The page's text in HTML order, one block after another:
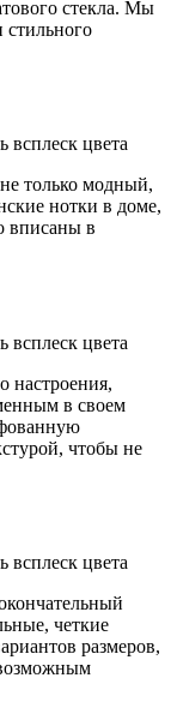
стекла. Мы
стильного
только модный,
нотки в доме,
вписаны в
настроения,
в своем
чтобы не
четкие
размеров,